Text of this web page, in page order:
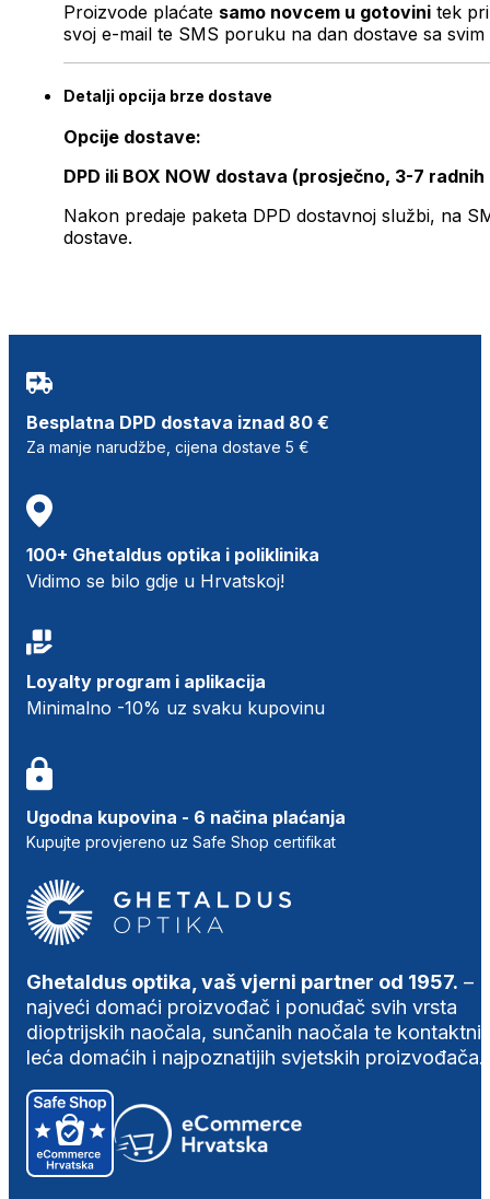
Proizvode plaćate samo novcem u gotovini tek
svoj e-mail te SMS poruku na dan dostave sa svim
Detalji opcija brze dostave
Opcije dostave:
DPD ili BOX NOW dostava (prosječno, 3-7 radnih
Nakon predaje paketa DPD dostavnoj službi, na
dostave.
Besplatna DPD dostava iznad 80 €
Za manje narudžbe, cijena dostave 5 €
100+ Ghetaldus optika i poliklinika
Vidimo se bilo gdje u Hrvatskoj!
Loyalty program i aplikacija
Minimalno -10% uz svaku kupovinu
Ugodna kupovina - 6 načina plaćanja
Kupujte provjereno uz Safe Shop certifikat
Ghetaldus optika, vaš vjerni partner od 1957. –
najveći domaći proizvođač i ponuđač svih vrsta
dioptrijskih naočala, sunčanih naočala te
leća domaćih i najpoznatijih svjetskih proizvođača.